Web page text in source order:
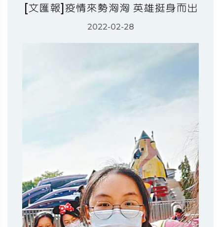
[文匯報]疫情來勢洶洶 英雄挺身而出
2022-02-28